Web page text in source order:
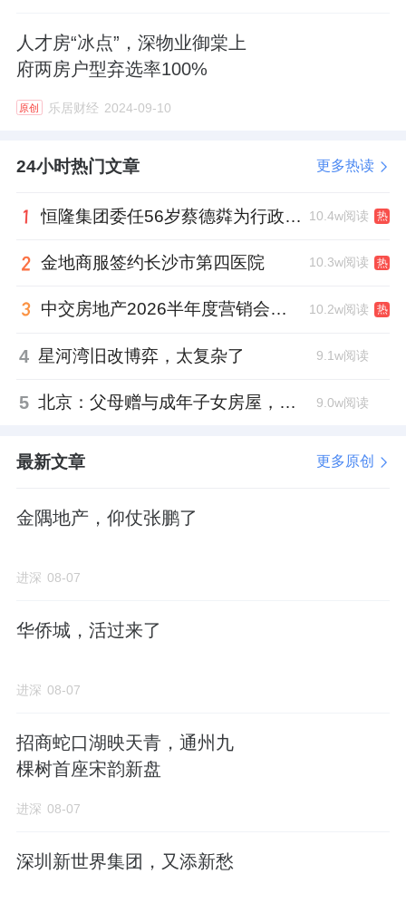
告和规划公告。
用地在2025年3月获批复；7月深圳明芳置业正
整个项目其实是分两个地块开发的：
其中，住宅部分的天樾和鸣花园为08-01-1地
块；
另外还有一块08-04地块，用地面积0.71万㎡，
其实就区位而言，天樾和鸣花园所在的玉塘板
公里。地铁通勤没那么方便。
格4.34万/㎡，自2023年6月开盘以来，去化并
不是很好。
地产面临的压力并不小。
它更需要在产品上，下一番苦功夫。
为孙赵云。
人才房“冰点”，深物业御棠上
府两房户型弃选率100%
原创 乐居财经 2024-09-10
24小时热门文章 更多热读
恒隆集团委任56岁蔡德粦为行政总裁、年薪2052万港元，曾任星巴克中国CEO 10.4w阅读 热
金地商服签约长沙市第四医院 10.3w阅读 热
中交房地产2026半年度营销会，绿城祝军现身了 10.2w阅读 热
4 星河湾旧改博弈，太复杂了 9.1w阅读
5 北京：父母赠与成年子女房屋，不再核验子女的购房资格 9.0w阅读
最新文章 更多原创
金隅地产，仰仗张鹏了
进深 08-07
华侨城，活过来了
进深 08-07
招商蛇口湖映天青，通州九
棵树首座宋韵新盘
进深 08-07
深圳新世界集团，又添新愁